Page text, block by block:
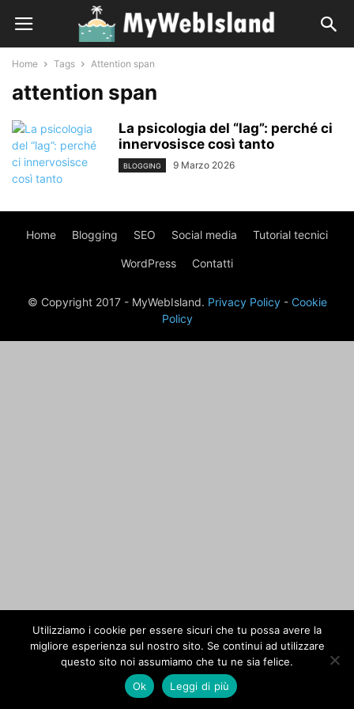
Home Tags Attention span
attention span
La psicologia del “lag”: perché ci
innervosisce così tanto
BLOGGING 9 Marzo 2026
Home Blogging SEO Social media Tutorial tecnici
WordPress Contatti
© Copyright 2017 - MyWebIsland. Privacy Policy- Cookie
Policy
Utilizziamo i cookie per essere sicuri che tu possa avere la
migliore esperienza sul nostro sito. Se continui ad utilizzare
questo sito noi assumiamo che tu ne sia felice.
Ok
Leggi di più